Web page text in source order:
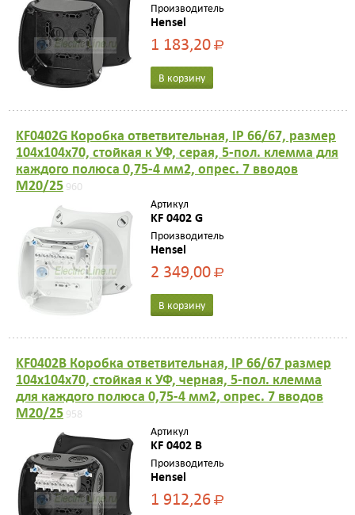
Производитель
Hensel
1 183,20Р
В корзину
KF0402G Коробка ответвительная, IP 66/67, размер
104х104х70, стойкая к УФ, серая, 5-пол. клемма для
каждого полюса 0,75-4 мм2, опрес. 7 вводов
M20/25 960
Артикул
KF 0402 G
Производитель
Hensel
2 349,00Р
В корзину
KF0402B Коробка ответвительная, IP 66/67 размер
104х104х70, стойкая к УФ, черная, 5-пол. клемма
для каждого полюса 0,75-4 мм2, опрес. 7 вводов
M20/25 958
Артикул
KF 0402 B
Производитель
Hensel
1 912,26Р